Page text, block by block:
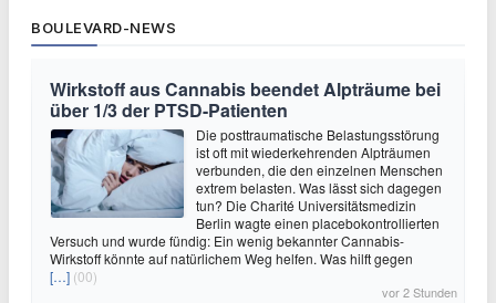
BOULEVARD-NEWS
Wirkstoff aus Cannabis beendet Alpträume bei
über 1/3 der PTSD-Patienten
Die posttraumatische Belastungsstörung
ist oft mit wiederkehrenden Alpträumen
verbunden, die den einzelnen Menschen
extrem belasten. Was lässt sich dagegen
tun? Die Charité Universitätsmedizin
Berlin wagte einen placebokontrollierten
Versuch und wurde fündig: Ein wenig bekannter Cannabis-
Wirkstoff könnte auf natürlichem Weg helfen. Was hilft gegen
[…] (00)
vor 2 Stunden